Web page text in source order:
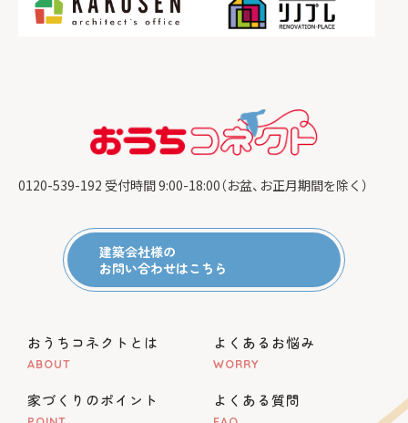
0120-539-192 受付時間 9:00-18:00（お盆、お正月期間を除く）
建築会社様の
お問い合わせはこちら
おうちコネクトとは
ABOUT
よくあるお悩み
WORRY
家づくりのポイント よくある質問